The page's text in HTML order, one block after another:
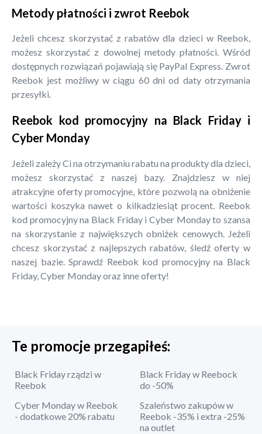
Metody płatności i zwrot Reebok
Jeżeli chcesz skorzystać z rabatów dla dzieci w Reebok,
możesz skorzystać z dowolnej metody płatności. Wśród
dostępnych rozwiązań pojawiają się PayPal Express. Zwrot
Reebok jest możliwy w ciągu 60 dni od daty otrzymania
przesyłki.
Reebok kod promocyjny na Black Friday i
Cyber Monday
Jeżeli zależy Ci na otrzymaniu rabatu na produkty dla dzieci,
możesz skorzystać z naszej bazy. Znajdziesz w niej
atrakcyjne oferty promocyjne, które pozwolą na obniżenie
wartości koszyka nawet o kilkadziesiąt procent. Reebok
kod promocyjny na Black Friday i Cyber Monday to szansa
na skorzystanie z największych obniżek cenowych. Jeżeli
chcesz skorzystać z najlepszych rabatów, śledź oferty w
naszej bazie. Sprawdź Reebok kod promocyjny na Black
Friday, Cyber Monday oraz inne oferty!
Te promocje przegapiłeś:
Black Friday rządzi w
Reebok
Black Friday w Reebock
do -50%
Cyber Monday w Reebok
- dodatkowe 20% rabatu
Szaleństwo zakupów w
Reebok -35% i extra -25%
na outlet